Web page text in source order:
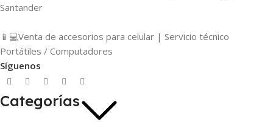
Santander
📱💻Venta de accesorios para celular | Servicio técnico
Portátiles / Computadores
Síguenos
Categorías